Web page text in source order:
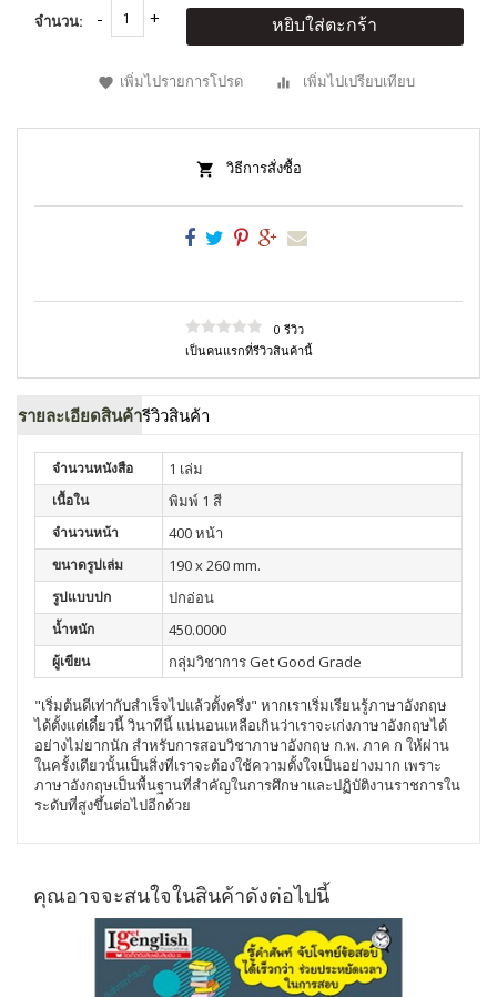
จำนวน: หยิบใส่ตะกร้า
เพิ่มไปรายการโปรด เพิ่มไปเปรียบเทียบ
วิธีการสั่งซื้อ
0 รีวิว
เป็นคนแรกที่รีวิวสินค้านี้
รายละเอียดสินค้ารีวิวสินค้า
จำนวนหนังสือ 1 เล่ม
เนื้อใน พิมพ์ 1 สี
จำนวนหน้า 400 หน้า
ขนาดรูปเล่ม 190 x 260 mm.
รูปแบบปก ปกอ่อน
น้ำหนัก 450.0000
ผู้เขียน กลุ่มวิชาการ Get Good Grade
"เริ่มต้นดีเท่ากับสำเร็จไปแล้วตั้งครึ่ง" หากเราเริ่มเรียนรู้ภาษาอังกฤษ
ได้ตั้งแต่เดี๋ยวนี้ วินาทีนี้ แน่นอนเหลือเกินว่าเราจะเก่งภาษาอังกฤษได้
อย่างไม่ยากนัก สำหรับการสอบวิชาภาษาอังกฤษ ก.พ. ภาค ก ให้ผ่าน
ในครั้งเดียวนั้นเป็นสิ่งที่เราจะต้องใช้ความตั้งใจเป็นอย่างมาก เพราะ
ภาษาอังกฤษเป็นพื้นฐานที่สำคัญในการศึกษาและปฏิบัติงานราชการใน
ระดับที่สูงขึ้นต่อไปอีกด้วย
คุณอาจจะสนใจในสินค้าดังต่อไปนี้